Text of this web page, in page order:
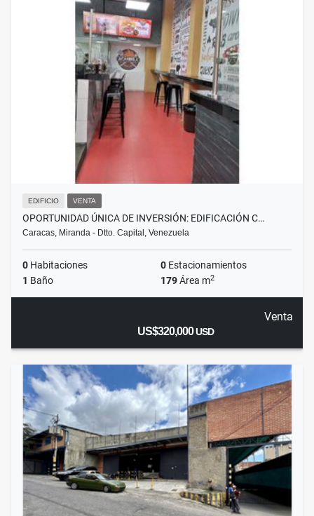
EDIFICIO VENTA
OPORTUNIDAD ÚNICA DE INVERSIÓN: EDIFICACIÓN C…
Caracas, Miranda - Dtto. Capital, Venezuela
0 Habitaciones 0 Estacionamientos
1 Baño 179Área m2
Venta
US$320,000USD